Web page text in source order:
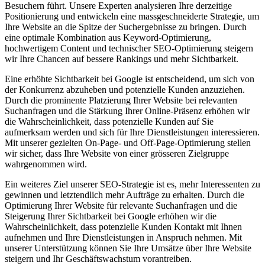
Besuchern führt. Unsere Experten analysieren Ihre derzeitige
Positionierung und entwickeln eine massgeschneiderte Strategie, um
Ihre Website an die Spitze der Suchergebnisse zu bringen. Durch
eine optimale Kombination aus Keyword-Optimierung,
hochwertigem Content und technischer SEO-Optimierung steigern
wir Ihre Chancen auf bessere Rankings und mehr Sichtbarkeit.
Eine erhöhte Sichtbarkeit bei Google ist entscheidend, um sich von
der Konkurrenz abzuheben und potenzielle Kunden anzuziehen.
Durch die prominente Platzierung Ihrer Website bei relevanten
Suchanfragen und die Stärkung Ihrer Online-Präsenz erhöhen wir
die Wahrscheinlichkeit, dass potenzielle Kunden auf Sie
aufmerksam werden und sich für Ihre Dienstleistungen interessieren.
Mit unserer gezielten On-Page- und Off-Page-Optimierung stellen
wir sicher, dass Ihre Website von einer grösseren Zielgruppe
wahrgenommen wird.
Ein weiteres Ziel unserer SEO-Strategie ist es, mehr Interessenten zu
gewinnen und letztendlich mehr Aufträge zu erhalten. Durch die
Optimierung Ihrer Website für relevante Suchanfragen und die
Steigerung Ihrer Sichtbarkeit bei Google erhöhen wir die
Wahrscheinlichkeit, dass potenzielle Kunden Kontakt mit Ihnen
aufnehmen und Ihre Dienstleistungen in Anspruch nehmen. Mit
unserer Unterstützung können Sie Ihre Umsätze über Ihre Website
steigern und Ihr Geschäftswachstum vorantreiben.